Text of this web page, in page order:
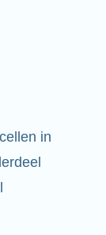
met
te